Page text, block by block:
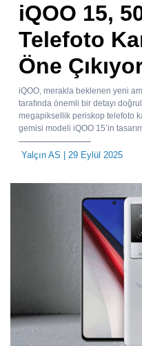
iQOO 15,
Telefoto
Öne
iQOO, merakla beklenen yeni
tarafında önemli bir detayı
megapiksellik periskop telefoto
gemisi modeli iQOO 15’in
Yalçın AS | 29 Eylül 2025